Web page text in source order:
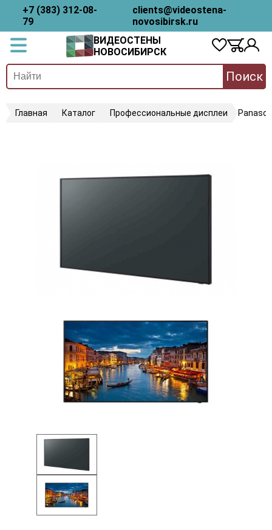
+7 (383) 312-08-
79
clients@videostena-
novosibirsk.ru
ВИДЕОСТЕНЫ
НОВОСИБИРСК
Поиск
Главная Каталог Профессиональные дисплеи